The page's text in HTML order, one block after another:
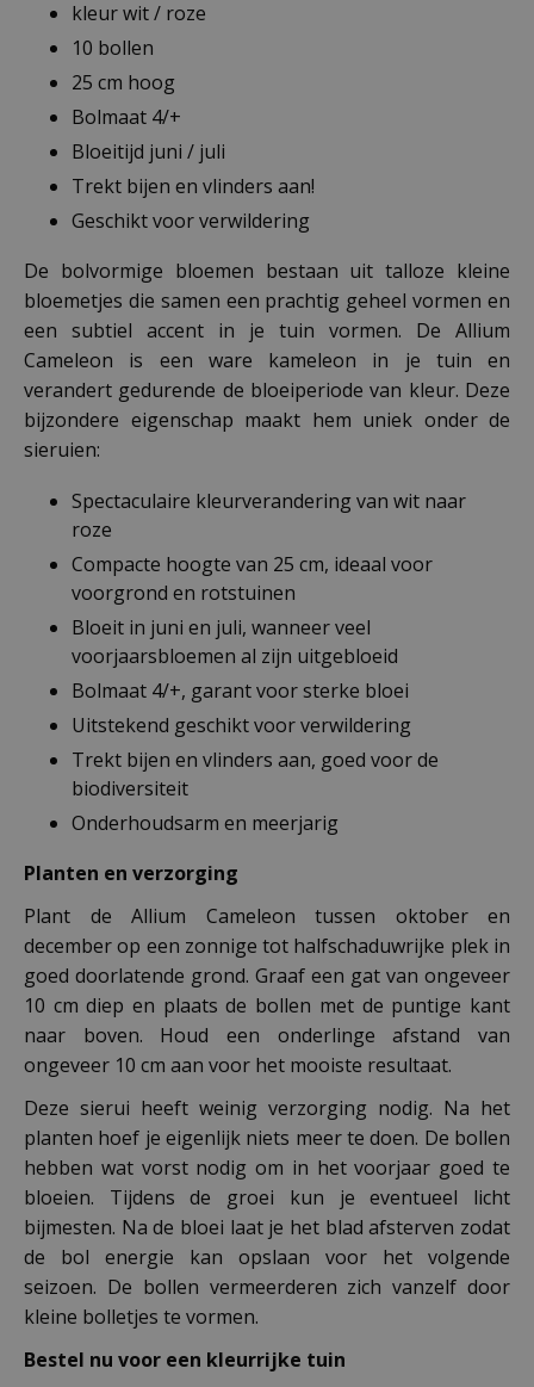
kleur wit / roze
10 bollen
25 cm hoog
Bolmaat 4/+
Bloeitijd juni / juli
Trekt bijen en vlinders aan!
Geschikt voor verwildering
De bolvormige bloemen bestaan uit talloze kleine
bloemetjes die samen een prachtig geheel vormen en
een subtiel accent in je tuin vormen. De Allium
Cameleon is een ware kameleon in je tuin en
verandert gedurende de bloeiperiode van kleur. Deze
bijzondere eigenschap maakt hem uniek onder de
sieruien:
Spectaculaire kleurverandering van wit naar
roze
Compacte hoogte van 25 cm, ideaal voor
voorgrond en rotstuinen
Bloeit in juni en juli, wanneer veel
voorjaarsbloemen al zijn uitgebloeid
Bolmaat 4/+, garant voor sterke bloei
Uitstekend geschikt voor verwildering
Trekt bijen en vlinders aan, goed voor de
biodiversiteit
Onderhoudsarm en meerjarig
Planten en verzorging
Plant de Allium Cameleon tussen oktober en
december op een zonnige tot halfschaduwrijke plek in
goed doorlatende grond. Graaf een gat van ongeveer
10 cm diep en plaats de bollen met de puntige kant
naar boven. Houd een onderlinge afstand van
ongeveer 10 cm aan voor het mooiste resultaat.
Deze sierui heeft weinig verzorging nodig. Na het
planten hoef je eigenlijk niets meer te doen. De bollen
hebben wat vorst nodig om in het voorjaar goed te
bloeien. Tijdens de groei kun je eventueel licht
bijmesten. Na de bloei laat je het blad afsterven zodat
de bol energie kan opslaan voor het volgende
seizoen. De bollen vermeerderen zich vanzelf door
kleine bolletjes te vormen.
Bestel nu voor een kleurrijke tuin